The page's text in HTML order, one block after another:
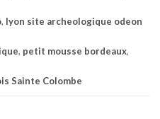
, lyon site archeologique odeon
, petit mousse bordeaux,
Sainte Colombe